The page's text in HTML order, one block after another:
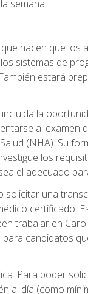
semana
hacen que los
sistemas de
estará
la
al examen
(NHA). Su
los
el adecuado
una
certificado.
trabajar en
candidatos
Para poder
al día (como